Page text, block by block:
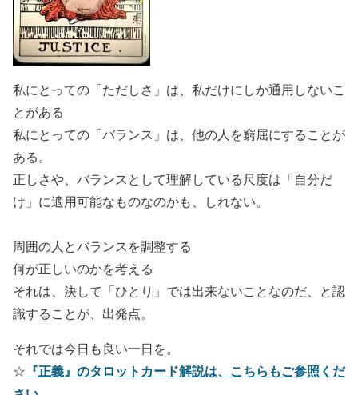
私にとっての「ただしさ」は、私だけにしか通用しないこ
とがある
私にとっての「バランス」は、他の人を窮屈にすることが
ある。
正しさや、バランスとして理解している尺度は「自分だ
け」に適用可能なものなのかも、しれない。
周囲の人とバランスを調整する
何が正しいのかを考える
それは、決して「ひとり」では出来ないことなのだ、と認
識することが、出発点。
それでは今日も良い一日を。
☆ 『正義』のタロットカード解説は、こちらもご参照くだ